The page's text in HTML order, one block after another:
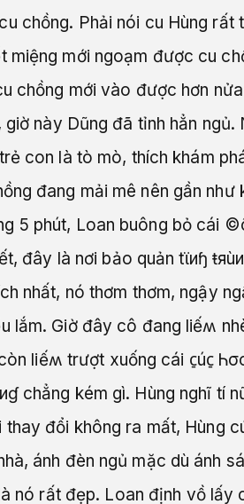
chồng. Phải nói cu Hùng
miệng mới ngoạm được cu
chồng mới vào được hơn
này Dũng đã tỉnh hẳn
con là tò mò, thích khám
đang mải mê nên gần như
5 phút, Loan buông bỏ cái
đây là nơi bảo quản tϊиɧ
nhất, nó thơm thơm, ngậy
lắm. Giờ đây cô đang liếʍ
liếʍ trượt xuống cái c̠úc̠
chẳng kém gì. Hùng nghĩ tí
đổi không ra mất, Hùng
ánh đèn ngủ mặc dù ánh
nó rất đẹp. Loan định vồ lấy